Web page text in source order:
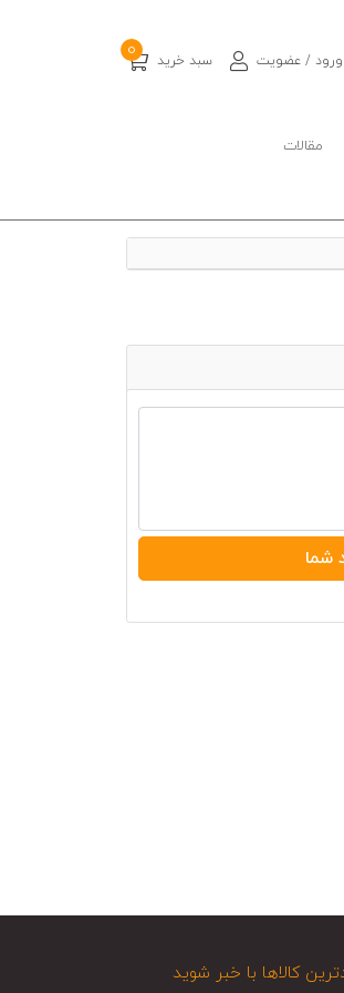
ورود / عضویت سبد خرید 0
مقالات
کالاها با خبر شوید